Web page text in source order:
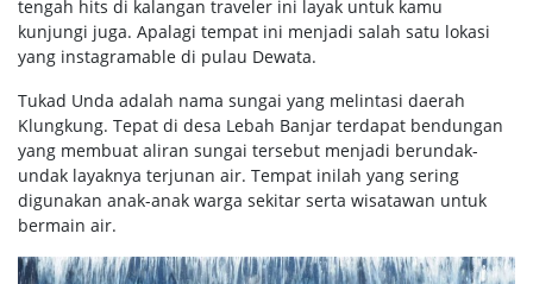
tengah hits di kalangan traveler ini layak untuk kamu
kunjungi juga. Apalagi tempat ini menjadi salah satu lokasi
yang instagramable di pulau Dewata.
Tukad Unda adalah nama sungai yang melintasi daerah
Klungkung. Tepat di desa Lebah Banjar terdapat bendungan
yang membuat aliran sungai tersebut menjadi berundak-
undak layaknya terjunan air. Tempat inilah yang sering
digunakan anak-anak warga sekitar serta wisatawan untuk
bermain air.